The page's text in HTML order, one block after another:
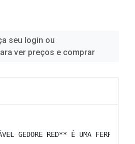
seu login ou
ver preços e comprar
GEDORE RED** É UMA